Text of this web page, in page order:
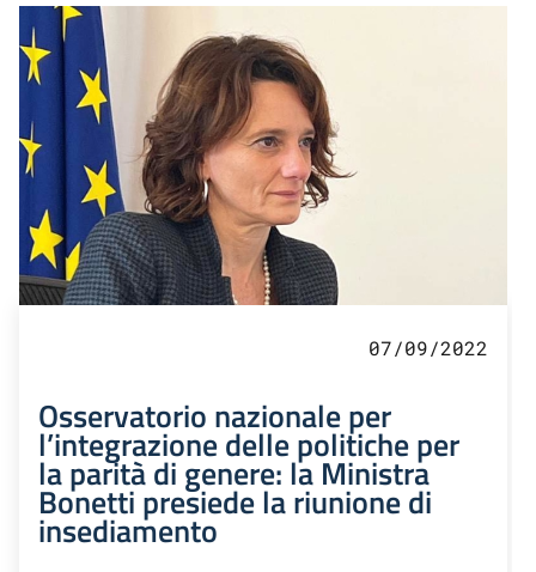
07/09/2022
Osservatorio nazionale per
l’integrazione delle politiche per
la parità di genere: la Ministra
Bonetti presiede la riunione di
insediamento